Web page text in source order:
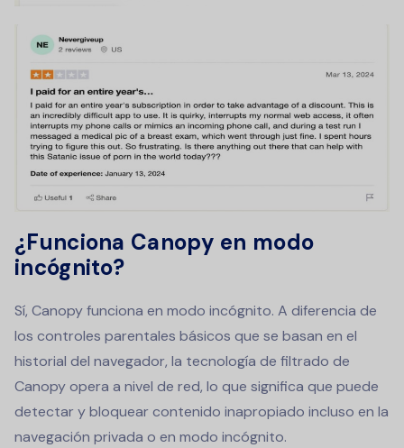
¿Funciona Canopy en modo
incógnito?
Sí, Canopy funciona en modo incógnito. A diferencia de
los controles parentales básicos que se basan en el
historial del navegador, la tecnología de filtrado de
Canopy opera a nivel de red, lo que significa que puede
detectar y bloquear contenido inapropiado incluso en la
navegación privada o en modo incógnito.